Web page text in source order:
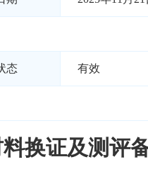
态 有效
换证及测评